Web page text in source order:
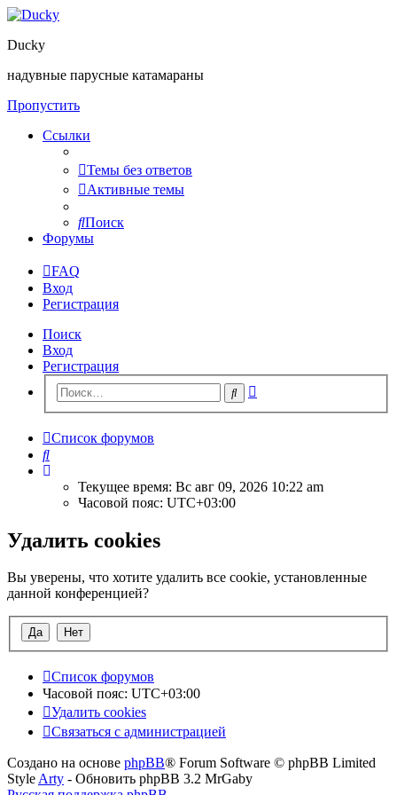
Ducky
надувные парусные катамараны
Пропустить
Ссылки
Темы без ответов
Активные темы
Поиск
Форумы
FAQ
Вход
Регистрация
Поиск
Вход
Регистрация
Поиск
Список форумов
Поиск
Текущее время: Вс авг 09, 2026 10:22 am
Часовой пояс: UTC+03:00
Удалить cookies
Вы уверены, что хотите удалить все cookie, установленные
данной конференцией?
Список форумов
Часовой пояс: UTC+03:00
Удалить cookies
Связаться с администрацией
Создано на основе phpBB® Forum Software © phpBB Limited
Style Arty - Обновить phpBB 3.2 MrGaby